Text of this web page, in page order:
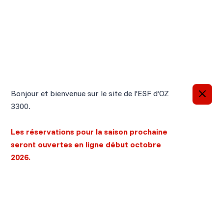
Information importante
Bonjour et bienvenue sur le site de l'ESF d’OZ
3300.
Les réservations pour la saison prochaine
seront ouvertes en ligne début octobre
2026.